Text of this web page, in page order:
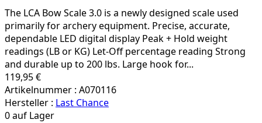
The LCA Bow Scale 3.0 is a newly designed scale used
primarily for archery equipment. Precise, accurate,
dependable LED digital display Peak + Hold weight
readings (LB or KG) Let-Off percentage reading Strong
and durable up to 200 lbs. Large hook for...
119,95 €
Artikelnummer : A070116
Hersteller : Last Chance
0 auf Lager